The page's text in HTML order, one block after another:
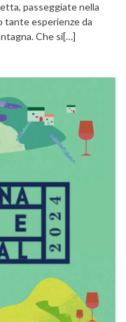
passeggiate nella
tante esperienze da
Che si[…]